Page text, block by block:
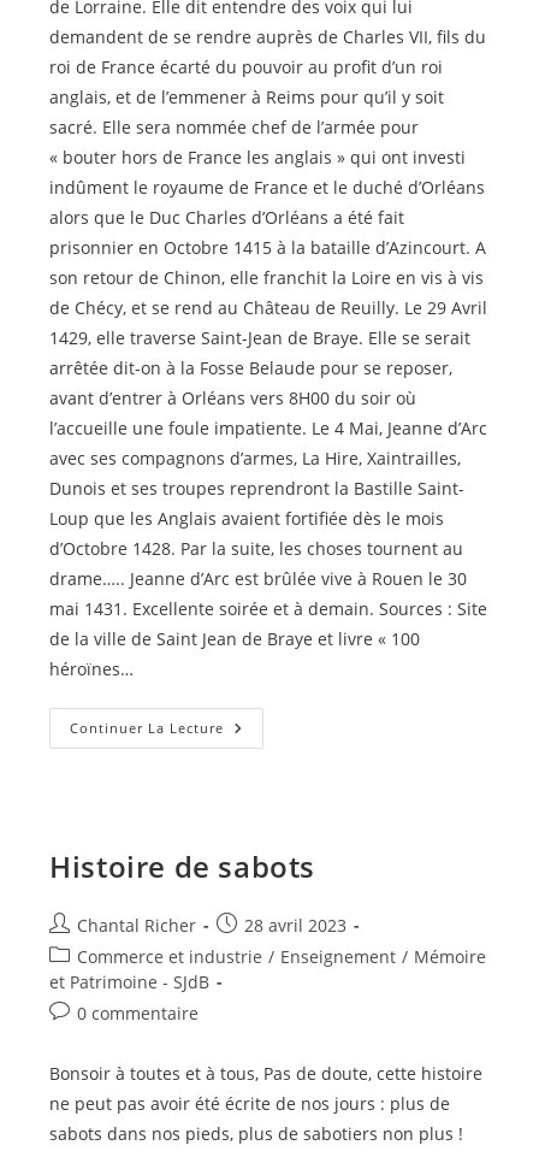
de Lorraine. Elle dit entendre des voix qui lui
demandent de se rendre auprès de Charles VII, fils du
roi de France écarté du pouvoir au profit d’un roi
anglais, et de l’emmener à Reims pour qu’il y soit
sacré. Elle sera nommée chef de l’armée pour
« bouter hors de France les anglais » qui ont investi
indûment le royaume de France et le duché d’Orléans
alors que le Duc Charles d’Orléans a été fait
prisonnier en Octobre 1415 à la bataille d’Azincourt. A
son retour de Chinon, elle franchit la Loire en vis à vis
de Chécy, et se rend au Château de Reuilly. Le 29 Avril
1429, elle traverse Saint-Jean de Braye. Elle se serait
arrêtée dit-on à la Fosse Belaude pour se reposer,
avant d’entrer à Orléans vers 8H00 du soir où
l’accueille une foule impatiente. Le 4 Mai, Jeanne d’Arc
avec ses compagnons d’armes, La Hire, Xaintrailles,
Dunois et ses troupes reprendront la Bastille Saint-
Loup que les Anglais avaient fortifiée dès le mois
d’Octobre 1428. Par la suite, les choses tournent au
drame….. Jeanne d’Arc est brûlée vive à Rouen le 30
mai 1431. Excellente soirée et à demain. Sources : Site
de la ville de Saint Jean de Braye et livre « 100
héroïnes…
Continuer La Lecture Jeanne
D’Arc
Histoire de sabots
Auteur/autrice
de
la
publication :
Chantal Richer
Publication
publiée :
28 avril 2023
Post
category:
Commerce et industrie / Enseignement / Mémoire
et Patrimoine - SJdB
Commentaires
la
0 commentaire
Bonsoir à toutes et à tous, Pas de doute, cette histoire
ne peut pas avoir été écrite de nos jours : plus de
sabots dans nos pieds, plus de sabotiers non plus !